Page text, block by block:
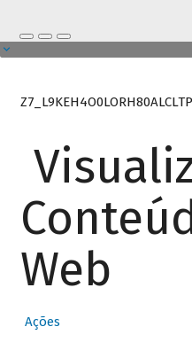
Web
Ações